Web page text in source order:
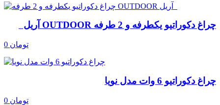
چراغ دکوراتیو یکطرفه و 2 طرفه OUTDOOR آریل
0 تومان
چراغ دکوراتیو 6 وات مدل نویا
0 تومان